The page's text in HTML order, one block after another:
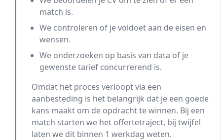
match is.
We controleren of je voldoet aan de eisen en
wensen.
We onderzoeken op basis van data of je
gewenste tarief concurrerend is.
Omdat het proces verloopt via een
aanbesteding is het belangrijk dat je een goede
kans maakt om de opdracht te winnen. Bij een
match starten we het offertetraject, bij twijfel
laten we dit binnen 1 werkdag weten.